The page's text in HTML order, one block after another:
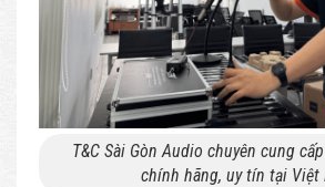
T&C Sài Gòn Audio chuyên cung
chính hãng, uy tín tại Việt